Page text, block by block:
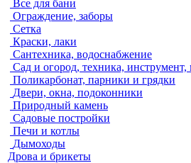
Все для бани
Ограждение, заборы
Сетка
Краски, лаки
Сантехника, водоснабжение
Сад и огород, техника, инструмент,
Поликарбонат, парники и грядки
Двери, окна, подоконники
Природный камень
Садовые постройки
Печи и котлы
Дымоходы
Дрова и брикеты